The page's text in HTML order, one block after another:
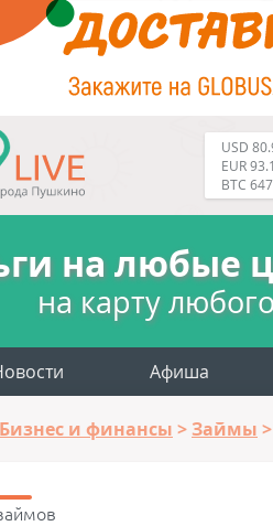
USD
EUR
BTC
на любые
на карту
Афиша
Бизнес и финансы Займы